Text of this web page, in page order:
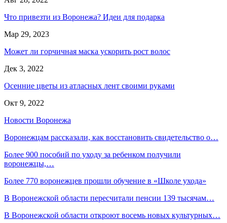
Что привезти из Воронежа? Идеи для подарка
Мар 29, 2023
Может ли горчичная маска ускорить рост волос
Дек 3, 2022
Осенние цветы из атласных лент своими руками
Окт 9, 2022
Новости Воронежа
Воронежцам рассказали, как восстановить свидетельство о…
Более 900 пособий по уходу за ребенком получили
воронежцы,…
Более 770 воронежцев прошли обучение в «Школе ухода»
В Воронежской области пересчитали пенсии 139 тысячам…
В Воронежской области откроют восемь новых культурных…